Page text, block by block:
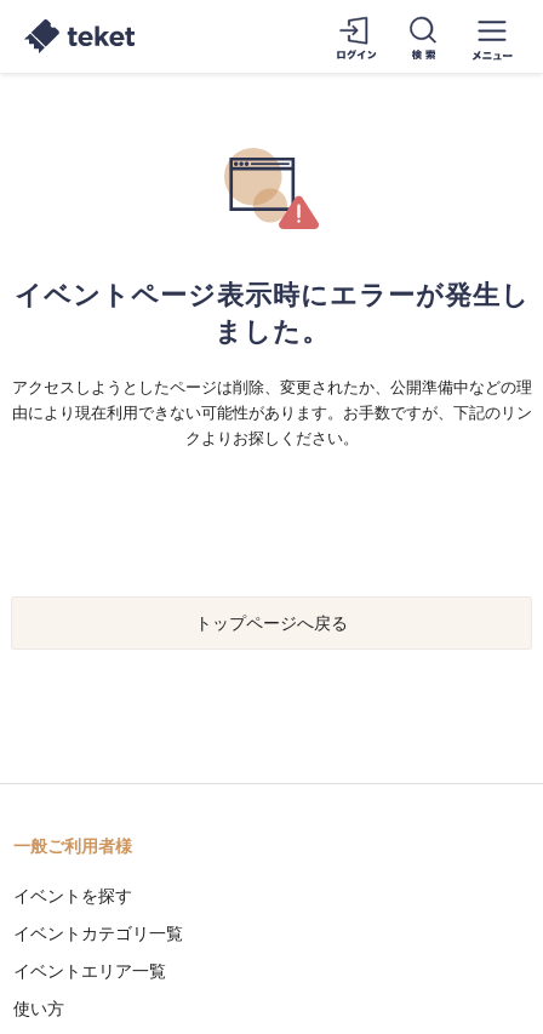
イベントページ表示時にエラーが発生し
ました。
アクセスしようとしたページは削除、変更されたか、公開準備中などの理
由により現在利用できない可能性があります。お手数ですが、下記のリン
クよりお探しください。
トップページへ戻る
一般ご利用者様
イベントを探す
イベントカテゴリ一覧
イベントエリア一覧
使い方